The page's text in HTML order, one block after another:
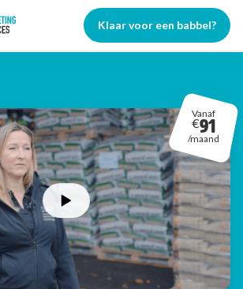
Klaar voor een babbel?
Vanaf
€91
/maand